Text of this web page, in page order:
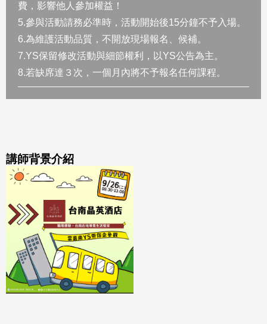
費，影響他人參加權益！
5.參與活動請務必準時，活動開始後15分鐘不予入場。
6.為維護活動品質，不開放現場報名、候補。
7.YS保留修改活動與細節權利，以YS公告為主。
8.若缺席達３次，一個月內將不予報名任何課程。
講師背景介紹